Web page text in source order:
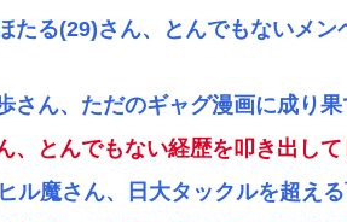
たる(29)さん、とんでもないメン
さん、ただのギャグ漫画に成り
、とんでもない経歴を叩き出し
ル魔さん、日大タックルを超え